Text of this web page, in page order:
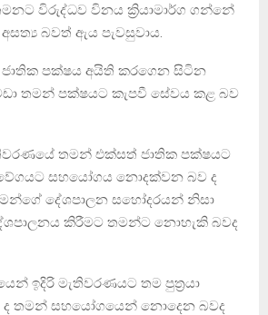
විරුද්ධව විනය ක්‍රියාමාර්ග ගන්නේ
බවත් ඇය පැවසුවාය.
පක්ෂය අයිති කරගෙන සිටින
තමන් පක්ෂයට කැපවී සේවය කළ බව
තමන් එක්සත් ජාතික පක්ෂයට
සහයෝගය නොදක්වන බව ද
දේශපාලන සහෝදරයන් නිසා
කිරීමට තමන්ට නොහැකි බවද
ඉදිරි මැතිවරණයට තම පුත්‍රයා
ද තමන් සහයෝගයෙන් නොදෙන බවද